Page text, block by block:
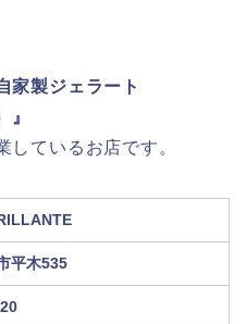
家製ジェラート
しているお店です。
平木535